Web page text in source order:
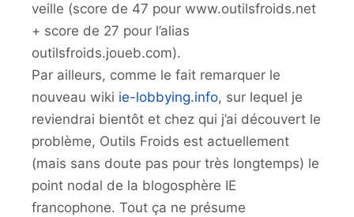
veille (score de 47 pour www.outilsfroids.net
+ score de 27 pour l’alias
outilsfroids.joueb.com).
Par ailleurs, comme le fait remarquer le
nouveau wiki ie-lobbying.info, sur lequel je
reviendrai bientôt et chez qui j’ai découvert le
problème, Outils Froids est actuellement
(mais sans doute pas pour très longtemps) le
point nodal de la blogosphère IE
francophone. Tout ça ne présume